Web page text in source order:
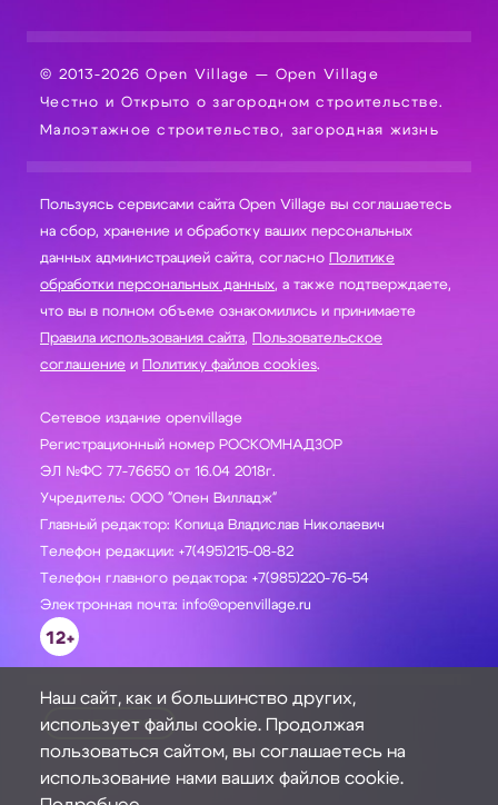
© 2013-2026 Open Village — Open Village
Честно и Открыто о загородном строительстве.
Малоэтажное строительство, загородная жизнь
Пользуясь сервисами сайта Open Village вы соглашаетесь
на сбор, хранение и обработку ваших персональных
данных администрацией сайта, согласно Политике
обработки персональных данных, а также подтверждаете,
что вы в полном объеме ознакомились и принимаете
Правила использования сайта, Пользовательское
соглашение и Политику файлов cookies.
Сетевое издание openvillage
Регистрационный номер РОСКОМНАДЗОР
ЭЛ №ФС 77-76650 от 16.04 2018г.
Учредитель: ООО "Опен Вилладж"
Главный редактор: Копица Владислав Николаевич
Телефон редакции: +7(495)215-08-82
Телефон главного редактора: +7(985)220-76-54
Электронная почта: info@openvillage.ru
12+
ЗАДАТЬ ВОПРОС
Наш сайт, как и большинство других,
использует файлы cookie. Продолжая
пользоваться сайтом, вы соглашаетесь на
использование нами ваших файлов cookie.